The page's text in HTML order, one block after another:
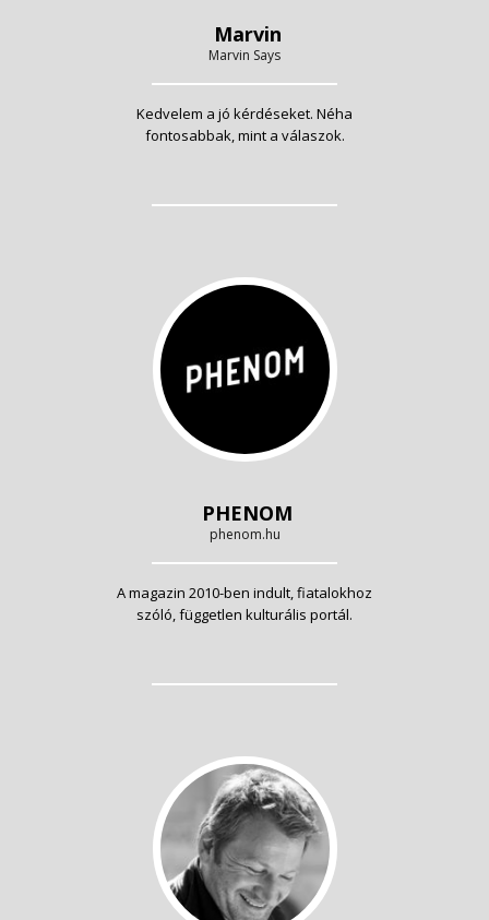
Marvin
Marvin Says
Kedvelem a jó kérdéseket. Néha
fontosabbak, mint a válaszok.
PHENOM
phenom.hu
A magazin 2010-ben indult, fiatalokhoz
szóló, független kulturális portál.